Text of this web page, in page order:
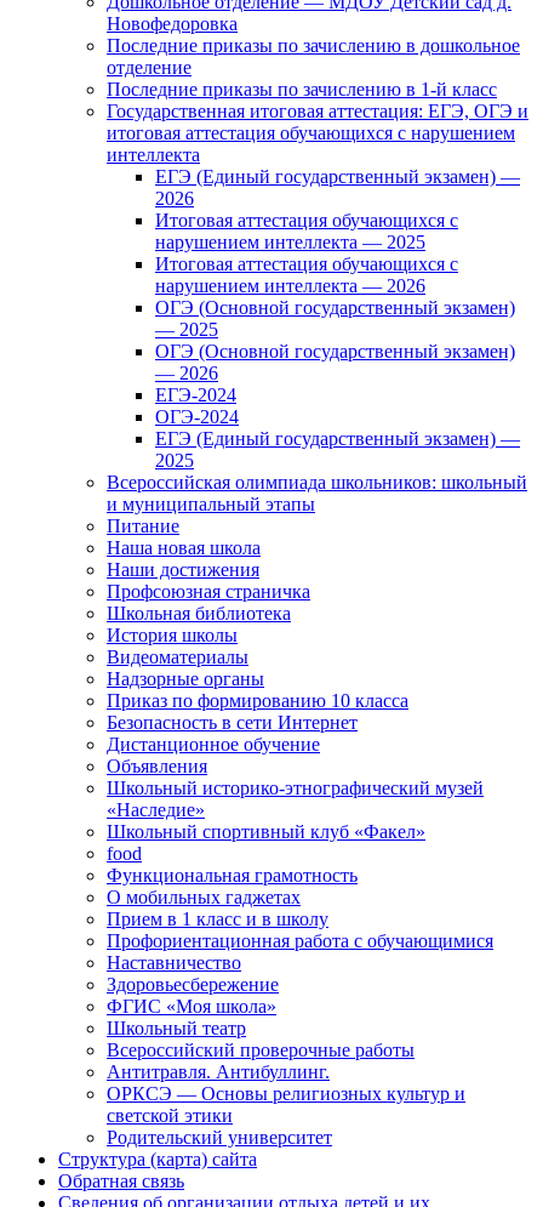
Новофедоровка
Последние приказы по зачислению в дошкольное
отделение
Последние приказы по зачислению в 1-й класс
Государственная итоговая аттестация: ЕГЭ, ОГЭ и
итоговая аттестация обучающихся с нарушением
интеллекта
ЕГЭ (Единый государственный экзамен) —
2026
Итоговая аттестация обучающихся с
нарушением интеллекта — 2025
Итоговая аттестация обучающихся с
нарушением интеллекта — 2026
ОГЭ (Основной государственный экзамен)
— 2025
ОГЭ (Основной государственный экзамен)
— 2026
ЕГЭ-2024
ОГЭ-2024
ЕГЭ (Единый государственный экзамен) —
2025
Всероссийская олимпиада школьников: школьный
и муниципальный этапы
Питание
Наша новая школа
Наши достижения
Профсоюзная страничка
Школьная библиотека
История школы
Видеоматериалы
Надзорные органы
Приказ по формированию 10 класса
Безопасность в сети Интернет
Дистанционное обучение
Объявления
Школьный историко-этнографический музей
«Наследие»
Школьный спортивный клуб «Факел»
food
Функциональная грамотность
О мобильных гаджетах
Прием в 1 класс и в школу
Профориентационная работа с обучающимися
Наставничество
Здоровьесбережение
ФГИС «Моя школа»
Школьный театр
Всероссийский проверочные работы
Антитравля. Антибуллинг.
ОРКСЭ — Основы религиозных культур и
светской этики
Родительский университет
Структура (карта) сайта
Обратная связь
Сведения об организации отдыха детей и их